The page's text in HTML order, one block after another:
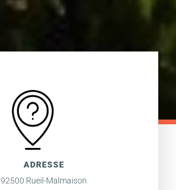
ADRESSE
92500 Rueil-Malmaison